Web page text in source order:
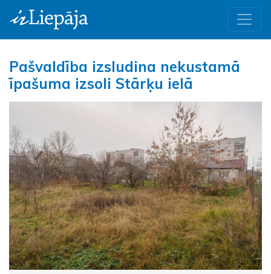
Pašvaldība izsludina nekustamā
īpašuma izsoli Stārķu ielā